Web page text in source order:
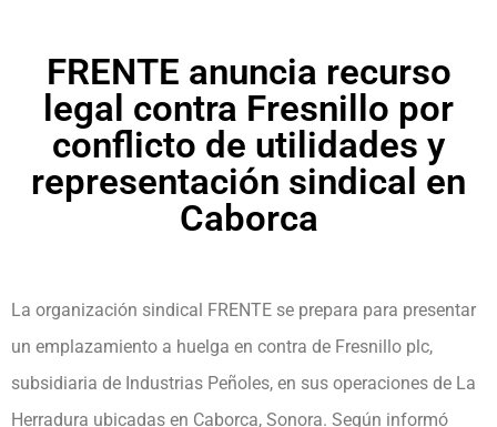
FRENTE anuncia recurso
legal contra Fresnillo por
conflicto de utilidades y
representación sindical en
Caborca
La organización sindical FRENTE se prepara para presentar
un emplazamiento a huelga en contra de Fresnillo plc,
subsidiaria de Industrias Peñoles, en sus operaciones de La
Herradura ubicadas en Caborca, Sonora. Según informó